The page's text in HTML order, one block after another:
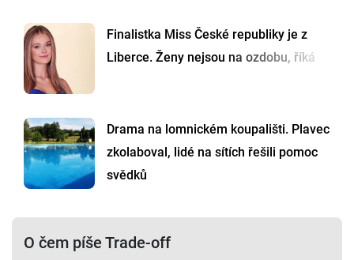
Finalistka Miss České republiky je z
Liberce. Ženy nejsou na ozdobu, říká
Drama na lomnickém koupališti. Plavec
zkolaboval, lidé na sítích řešili pomoc
svědků
O čem píše Trade-off